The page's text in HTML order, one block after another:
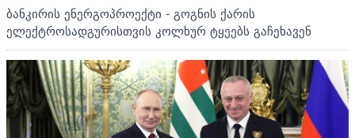
ბანკირის ენერგოპროექტი - გოგნის ქარის
ელექტროსადგურისთვის კოლხურ ტყეებს გაჩეხავენ